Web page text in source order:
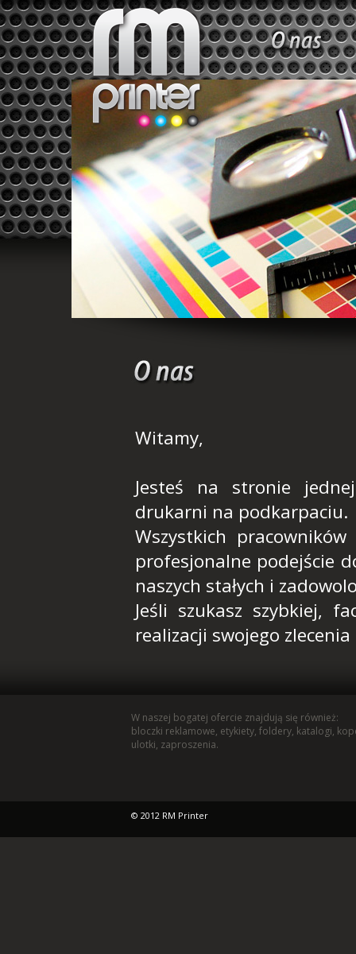
Witamy,
Jesteś na stronie
drukarni na podkarpaciu.
Wszystkich
profesjonalne podejście
naszych stałych i
Jeśli szukasz szybkiej,
realizacji swojego
W naszej bogatej ofercie znajdują się również:
bloczki reklamowe, etykiety, foldery, katalogi,
ulotki, zaproszenia.
© 2012 RM Printer